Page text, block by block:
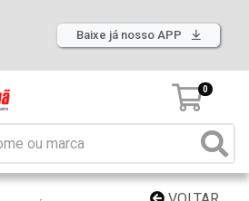
Baixe já nosso APP
0